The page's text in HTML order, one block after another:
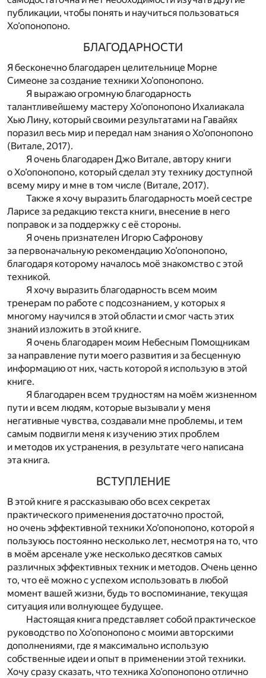
публикации, чтобы понять и научиться пользоваться
Хо’опонопоно.
БЛАГОДАРНОСТИ
Я бесконечно благодарен целительнице Морне
Симеоне за создание техники Хо’опонопоно.
Я выражаю огромную благодарность
талантливейшему мастеру Хо’опонопоно Ихалиакала
Хью Лину, который своими результатами на Гавайях
поразил весь мир и передал нам знания о Хо’опонопоно
(Витале, 2017).
Я очень благодарен Джо Витале, автору книги
о Хо’опонопоно, который сделал эту технику доступной
всему миру и мне в том числе (Витале, 2017).
Также я хочу выразить благодарность моей сестре
Ларисе за редакцию текста книги, внесение в него
поправок и за поддержку с её стороны.
Я очень признателен Игорю Сафронову
за первоначальную рекомендацию Хо’опонопоно,
благодаря которому началось моё знакомство с этой
техникой.
Я хочу выразить благодарность всем моим
тренерам по работе с подсознанием, у которых я
многому научился в этой области и смог часть этих
знаний изложить в этой книге.
Я очень благодарен моим Небесным Помощникам
за направление пути моего развития и за бесценную
информацию от них, часть которой я использую в этой
книге.
Я благодарен всем трудностям на моём жизненном
пути и всем людям, которые вызывали у меня
негативные чувства, создавали мне проблемы, и тем
самым подвигли меня к изучению этих проблем
и методов их устранения, в результате чего написана
эта книга.
ВСТУПЛЕНИЕ
В этой книге я рассказываю обо всех секретах
практического применения достаточно простой,
но очень эффективной техники Хо’опонопоно, которой я
пользуюсь постоянно несколько лет, несмотря на то, что
в моём арсенале уже несколько десятков самых
различных эффективных техник и методов. Очень ценно
то, что её можно с успехом использовать в любой
момент вашей жизни, будь то воспоминание, текущая
ситуация или волнующее будущее.
Настоящая книга представляет собой практическое
руководство по Хо’опонопоно с моими авторскими
дополнениями, где я максимально использую
собственные идеи и опыт в применении этой техники.
Хочу сразу сказать, что техника Хо’опонопоно отлично